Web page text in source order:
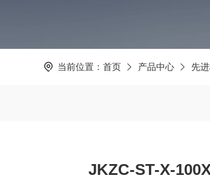
当前位置： 首页 产品中心 先
JKZC-ST-X-